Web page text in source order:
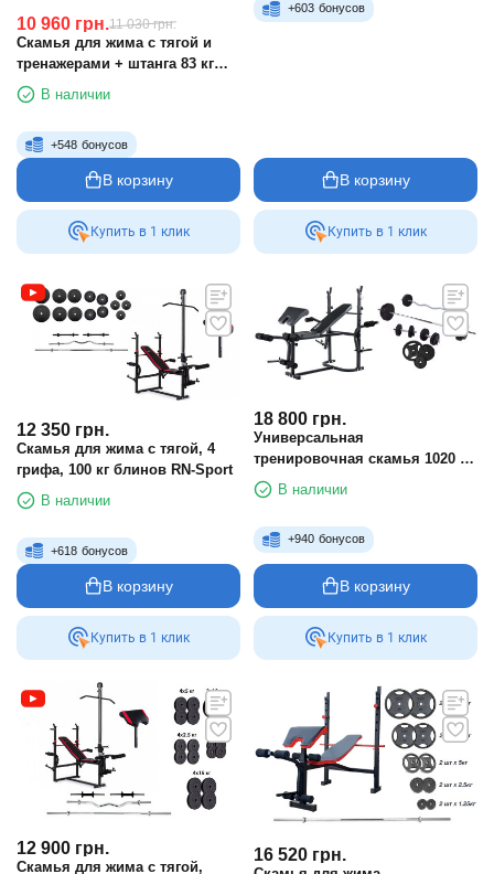
10 960 грн.11 030 грн.
Скамья для жима с тягой и
тренажерами + штанга 83 кг
RN-Sport
В наличии
+548 бонусов
В корзину
Купить в 1 клик
+603 бонусов
В корзину
Купить в 1 клик
12 350 грн.
Скамья для жима с тягой, 4
грифа, 100 кг блинов RN-Sport
В наличии
+618 бонусов
В корзину
Купить в 1 клик
18 800 грн.
Универсальная
тренировочная скамья 1020 +
Металлические блины RN-
Sport 80 кг + 4 грифа
В наличии
+940 бонусов
В корзину
Купить в 1 клик
12 900 грн.
Скамья для жима с тягой,
16 520 грн.